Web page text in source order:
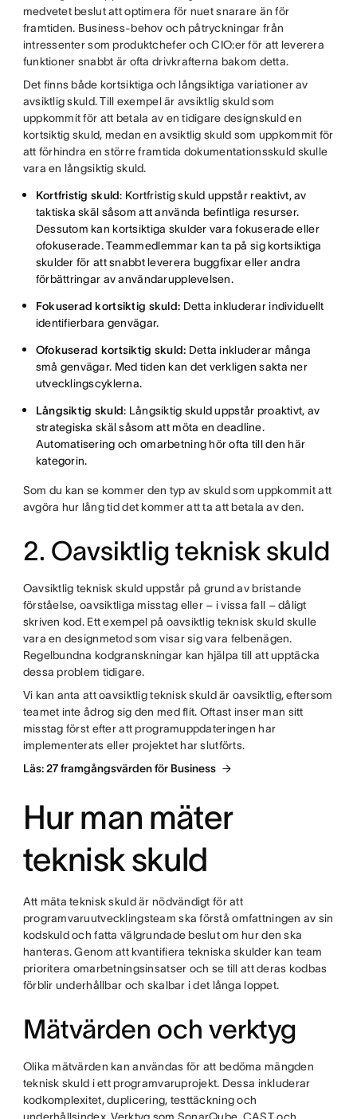
medvetet beslut att optimera för nuet snarare än för
framtiden. Business-behov och påtryckningar från
intressenter som produktchefer och CIO:er för att leverera
funktioner snabbt är ofta drivkrafterna bakom detta.
Det finns både kortsiktiga och långsiktiga variationer av
avsiktlig skuld. Till exempel är avsiktlig skuld som
uppkommit för att betala av en tidigare designskuld en
kortsiktig skuld, medan en avsiktlig skuld som uppkommit för
att förhindra en större framtida dokumentationsskuld skulle
vara en långsiktig skuld.
Kortfristig skuld: Kortfristig skuld uppstår reaktivt, av
taktiska skäl såsom att använda befintliga resurser.
Dessutom kan kortsiktiga skulder vara fokuserade eller
ofokuserade. Teammedlemmar kan ta på sig kortsiktiga
skulder för att snabbt leverera buggfixar eller andra
förbättringar av användarupplevelsen.
Fokuserad kortsiktig skuld: Detta inkluderar individuellt
identifierbara genvägar.
Ofokuserad kortsiktig skuld: Detta inkluderar många
små genvägar. Med tiden kan det verkligen sakta ner
utvecklingscyklerna.
Långsiktig skuld: Långsiktig skuld uppstår proaktivt, av
strategiska skäl såsom att möta en deadline.
Automatisering och omarbetning hör ofta till den här
kategorin.
Som du kan se kommer den typ av skuld som uppkommit att
avgöra hur lång tid det kommer att ta att betala av den.
2. Oavsiktlig teknisk skuld
Oavsiktlig teknisk skuld uppstår på grund av bristande
förståelse, oavsiktliga misstag eller – i vissa fall – dåligt
skriven kod. Ett exempel på oavsiktlig teknisk skuld skulle
vara en designmetod som visar sig vara felbenägen.
Regelbundna kodgranskningar kan hjälpa till att upptäcka
dessa problem tidigare.
Vi kan anta att oavsiktlig teknisk skuld är oavsiktlig, eftersom
teamet inte ådrog sig den med flit. Oftast inser man sitt
misstag först efter att programuppdateringen har
implementerats eller projektet har slutförts.
Läs: 27 framgångsvärden för Business
Hur man mäter
teknisk skuld
Att mäta teknisk skuld är nödvändigt för att
programvaruutvecklingsteam ska förstå omfattningen av sin
kodskuld och fatta välgrundade beslut om hur den ska
hanteras. Genom att kvantifiera tekniska skulder kan team
prioritera omarbetningsinsatser och se till att deras kodbas
förblir underhållbar och skalbar i det långa loppet.
Mätvärden och verktyg
Olika mätvärden kan användas för att bedöma mängden
teknisk skuld i ett programvaruprojekt. Dessa inkluderar
kodkomplexitet, duplicering, testtäckning och